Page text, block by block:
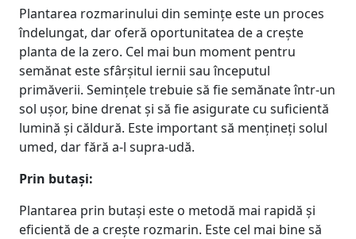
Plantarea rozmarinului din semințe este un proces
îndelungat, dar oferă oportunitatea de a crește
planta de la zero. Cel mai bun moment pentru
semănat este sfârșitul iernii sau începutul
primăverii. Semințele trebuie să fie semănate într-un
sol ușor, bine drenat și să fie asigurate cu suficientă
lumină și căldură. Este important să mențineți solul
umed, dar fără a-l supra-udă.
Prin butași:
Plantarea prin butași este o metodă mai rapidă și
eficientă de a crește rozmarin. Este cel mai bine să